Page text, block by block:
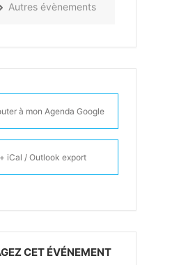
Autres évènements
à mon Agenda Google
+ iCal / Outlook export
CET ÉVÉNEMENT